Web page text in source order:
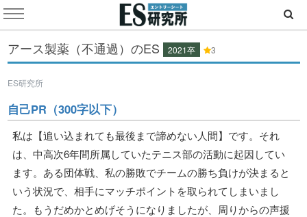
アース製薬（不通過）のES 2021卒 3
ES研究所
自己PR（300字以下）
私は【追い込まれても最後まで諦めない人間】です。それ
は、中高次6年間所属していたテニス部の活動に起因してい
ます。ある団体戦、私の勝敗でチームの勝ち負けが決まると
いう状況で、相手にマッチポイントを取られてしまいまし
た。もうだめかとめげそうになりましたが、周りからの声援